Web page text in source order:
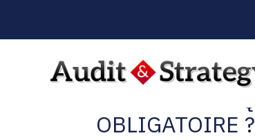
sub-
header
Aller
OBLIGATOIRE ?